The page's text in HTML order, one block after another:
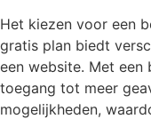
Het kiezen voor een
gratis plan biedt
een website. Met een
toegang tot meer
mogelijkheden,